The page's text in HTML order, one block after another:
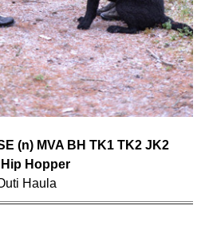
(n) MVA BH TK1 TK2 JK2
Hopper
Haula